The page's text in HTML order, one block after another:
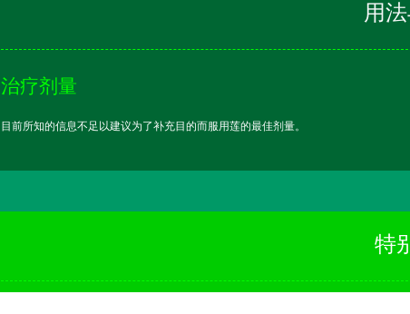
用
治疗剂量
目前所知的信息不足以建议为了补充目的而服用莲的最佳剂量。
特